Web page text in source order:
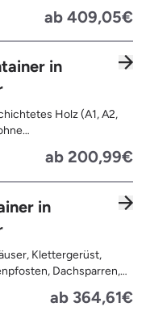
ab 409,05€
in
Holz (A1, A2,
Anstrich, Lasur,
wie Nägel,
, Möbel und Türen,
ab 200,99€
in
Klettergerüst,
Dachsparren,
ab 364,61€